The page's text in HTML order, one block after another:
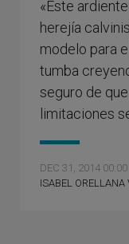
«Este
herejía
modelo para
tumba
seguro de
limitaciones
DEC 31, 2014 00:00
ISABEL ORELLANA